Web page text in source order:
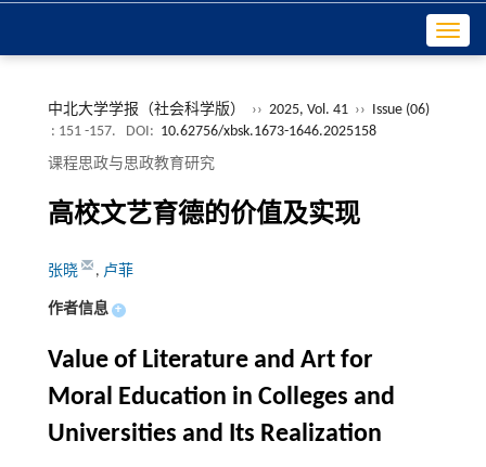
中北大学学报（社会科学版） ›› 2025, Vol. 41 ››
Issue (06)
: 151 -157.
DOI: 10.62756/xbsk.1673-1646.2025158
课程思政与思政教育研究
高校文艺育德的价值及实现
张晓 , 卢菲
作者信息 +
Value of Literature and Art for
Moral Education in Colleges and
Universities and Its Realization